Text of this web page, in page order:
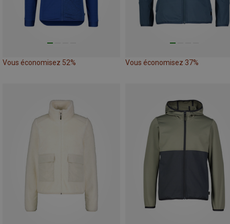
Vous économisez 52% Vous économisez 37%